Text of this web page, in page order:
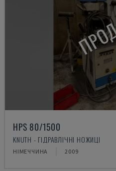
HPS 80/1500
KNUTH - ГІДРАВЛІЧНІ НОЖИЦІ
НІМЕЧЧИНА 2009